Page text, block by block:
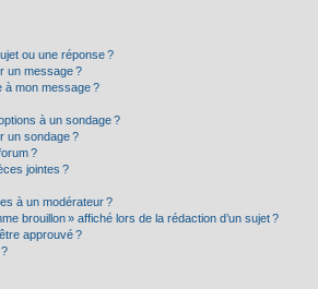
ou une réponse ?
un message ?
à mon message ?
à un sondage ?
un sondage ?
?
jointes ?
à un modérateur ?
brouillon » affiché lors de la rédaction d’un sujet ?
approuvé ?